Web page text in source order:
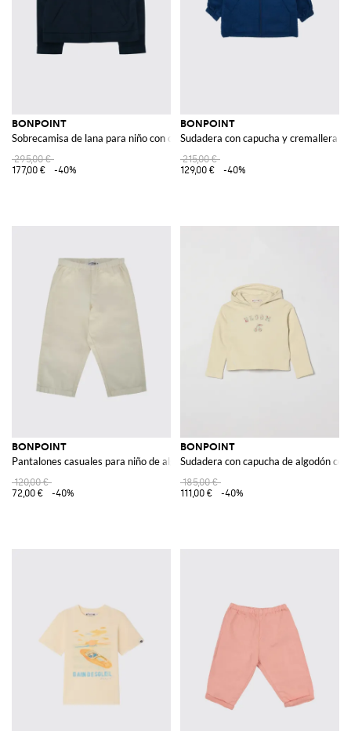
BONPOINT
Sobrecamisa de lana para niño con cierre de cremallera y cuello francés
295,00 €
177,00 €
-40%
BONPOINT
Sudadera con capucha y cremallera
215,00 €
129,00 €
-40%
BONPOINT
Pantalones casuales para niño de algodón orgánico con cintura elástica
120,00 €
72,00 €
-40%
BONPOINT
Sudadera con capucha de algodón
185,00 €
111,00 €
-40%